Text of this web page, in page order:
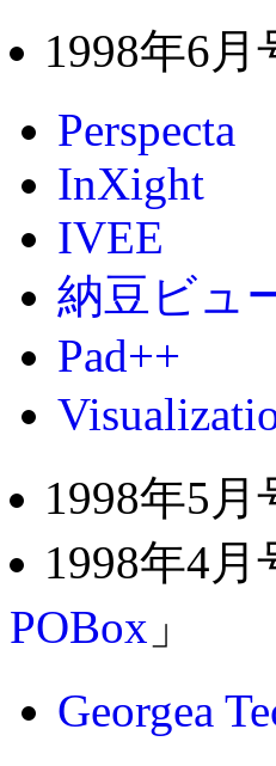
1998年6月
Perspecta
InXight
IVEE
納豆ビュ
Pad++
1998年5月
1998年4月
POBox 」
Georgea